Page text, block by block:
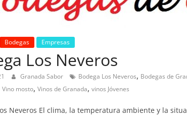
Bodegas Empresas
Los Neveros
Granada Sabor Bodega Los Neveros, Bodegas de
Vino mosto, Vinos de Granada, vinos Jóvenes
Neveros El clima, la temperatura ambiente y la